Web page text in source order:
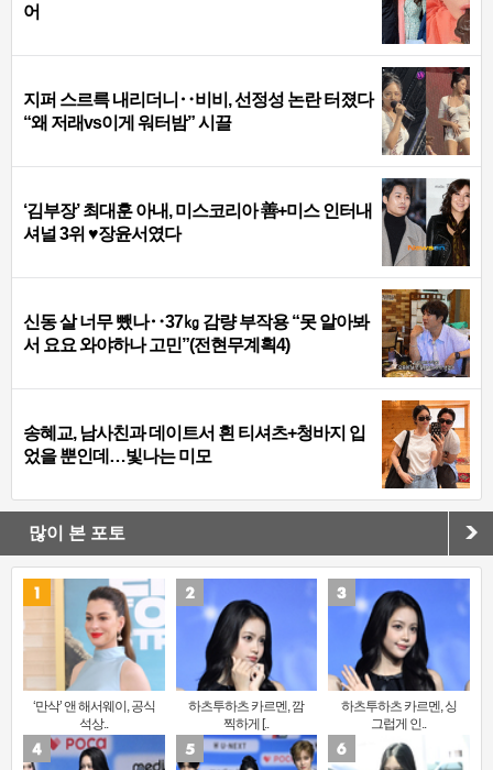
어
지퍼 스르륵 내리더니‥비비, 선정성 논란 터졌다
“왜 저래vs이게 워터밤” 시끌
‘김부장’ 최대훈 아내, 미스코리아 善+미스 인터내
셔널 3위 ♥장윤서였다
신동 살 너무 뺐나‥37㎏ 감량 부작용 “못 알아봐
서 요요 와야하나 고민”(전현무계획4)
송혜교, 남사친과 데이트서 흰 티셔츠+청바지 입
었을 뿐인데…빛나는 미모
많이 본 포토
‘만삭’ 앤 해서웨이, 공식
석상..
하츠투하츠 카르멘, 깜
찍하게 [..
하츠투하츠 카르멘, 싱
그럽게 인..